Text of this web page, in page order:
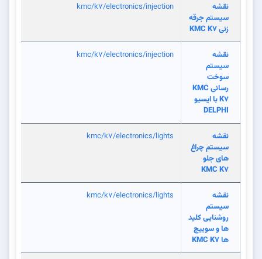
نقشه
سیستم جرقه
زنی KMC K7
kmc/k7/electronics/injection
نقشه
سیستم
سوخت
رسانی KMC
K7 با ایسیو
DELPHI
kmc/k7/electronics/injection
نقشه
سیستم چراغ
های جلو
KMC K7
kmc/k7/electronics/lights
نقشه
سیستم
روشنایی کلید
ها و سوییچ
ها KMC K7
kmc/k7/electronics/lights